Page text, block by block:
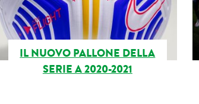
IL NUOVO PALLONE DELLA
SERIE A 2020-2021